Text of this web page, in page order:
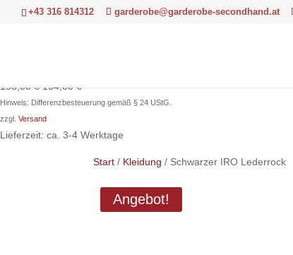
+43 316 814312 garderobe@garderobe-secondhand.at
198,00€Ursprünglicher
Preis
war:
198,00 €
154,00€Aktueller
Preis
154,00 €.
Hinweis: Differenzbesteuerung gemäß § 24 UStG.
zzgl. Versand
Lieferzeit: ca. 3-4 Werktage
Start / Kleidung / Schwarzer IRO Lederrock
Angebot!